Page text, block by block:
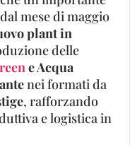
mese di maggio
plant in
delle
e Acqua
nei formati da
, rafforzando
e logistica in